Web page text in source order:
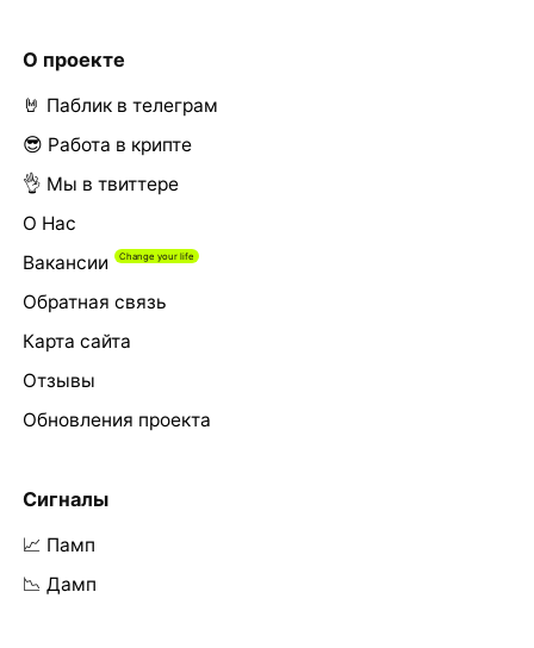
О проекте
🤘 Паблик в телеграм
😎 Работа в крипте
👌 Мы в твиттере
О Нас
Вакансии
Обратная связь
Карта сайта
Отзывы
Обновления проекта
Сигналы
📈 Памп
📉 Дамп